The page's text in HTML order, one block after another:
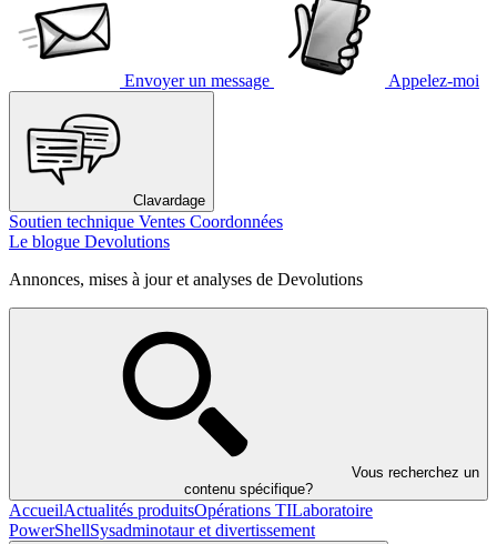
Envoyer un message Appelez-moi
Clavardage
Soutien technique Ventes Coordonnées
Le blogue Devolutions
Annonces, mises à jour et analyses de Devolutions
Vous recherchez un
contenu spécifique?
AccueilActualités produitsOpérations TILaboratoire
PowerShellSysadminotaur et divertissement